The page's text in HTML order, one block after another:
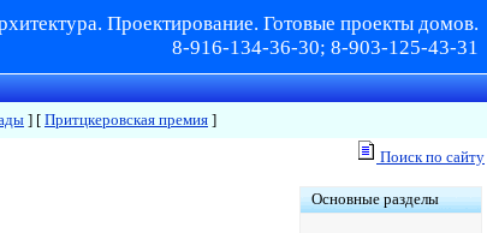
Проектирование. Готовые проекты домов.
8-916-134-36-30; 8-903-125-43-31
] [ Притцкеровская премия ]
Поиск по сайту
Основные разделы